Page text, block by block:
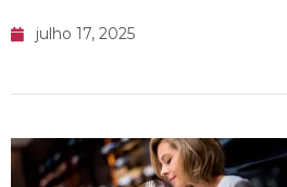
julho 17, 2025